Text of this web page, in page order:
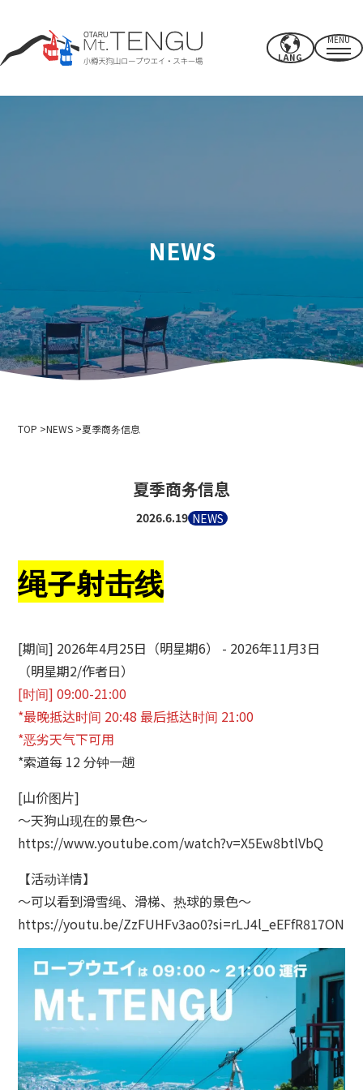
LANG
MENU
CAFE & SHOP
电源点/设施
附近推荐景点
如何度过你的时间
使用权
公司简介
滑雪场使用条款和条件
小樽藤
新雪谷温泉乡 Ikoinoyu Inn 伊吕波
小樽观光协会
北海道空中缆车协会
天狗山滑雪学校
小樽滑雪联盟
小樽天狗山滑雪学校
小樽玻璃工作室
NEWS
TOP NEWS 夏季商务信息
夏季商务信息
2026.6.19 NEWS
绳子射击线
[期间] 2026年4月25日（明星期6） - 2026年11月3日
（明星期2/作者日）
[时间] 09:00-21:00
*最晚抵达时间 20:48 最后抵达时间 21:00
*恶劣天气下可用
*索道每 12 分钟一趟
[山价图片]
～天狗山现在的景色～
https://www.youtube.com/watch?v=X5Ew8btlVbQ
【活动详情】
～可以看到滑雪绳、滑梯、热球的景色～
https://youtu.be/ZzFUHFv3ao0?si=rLJ4l_eEFfR817ON